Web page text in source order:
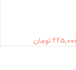
تومان